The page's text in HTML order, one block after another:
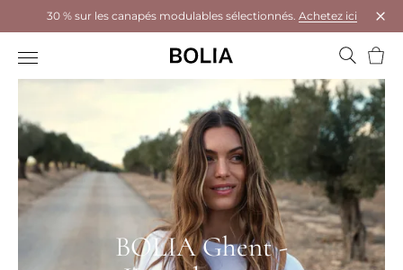
30 % sur les canapés modulables sélectionnés. Achetez ici
BOLIA Ghent -